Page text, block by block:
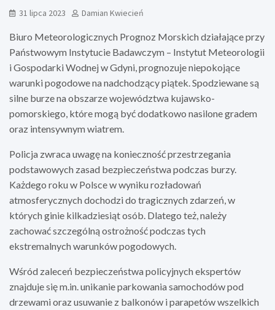
31 lipca 2023 Damian Kwiecień
Biuro Meteorologicznych Prognoz Morskich działające przy
Państwowym Instytucie Badawczym – Instytut Meteorologii
i Gospodarki Wodnej w Gdyni, prognozuje niepokojące
warunki pogodowe na nadchodzący piątek. Spodziewane są
silne burze na obszarze województwa kujawsko-
pomorskiego, które mogą być dodatkowo nasilone gradem
oraz intensywnym wiatrem.
Policja zwraca uwagę na konieczność przestrzegania
podstawowych zasad bezpieczeństwa podczas burzy.
Każdego roku w Polsce w wyniku rozładowań
atmosferycznych dochodzi do tragicznych zdarzeń, w
których ginie kilkadziesiąt osób. Dlatego też, należy
zachować szczególną ostrożność podczas tych
ekstremalnych warunków pogodowych.
Wśród zaleceń bezpieczeństwa policyjnych ekspertów
znajduje się m.in. unikanie parkowania samochodów pod
drzewami oraz usuwanie z balkonów i parapetów wszelkich